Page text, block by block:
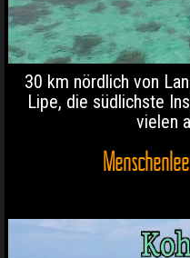
30 km nördlich von
Lipe, die südlichste
vielen